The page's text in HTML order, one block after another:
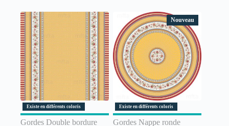
Existe en différents coloris
Gordes Double bordure
Nouveau
Existe en différents coloris
Gordes Nappe ronde